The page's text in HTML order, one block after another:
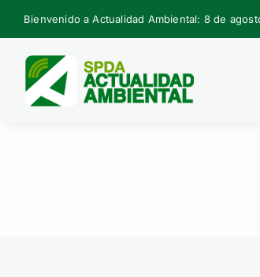
Skip
to
content
Bienvenido a Actualidad Ambiental: 8 de